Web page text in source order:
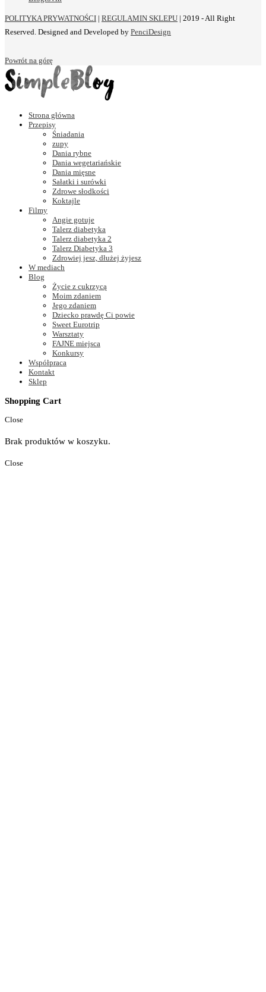
POLITYKA PRYWATNOŚCI | REGULAMIN SKLEPU | 2019 - All Right
Reserved. Designed and Developed by PenciDesign
Powrót na górę
Strona główna
Przepisy
Śniadania
zupy
Dania rybne
Dania wegetariańskie
Dania mięsne
Sałatki i surówki
Zdrowe słodkości
Koktajle
Filmy
Angie gotuje
Talerz diabetyka
Talerz diabetyka 2
Talerz Diabetyka 3
Zdrowiej jesz, dłużej żyjesz
W mediach
Blog
Życie z cukrzycą
Moim zdaniem
Jego zdaniem
Dziecko prawdę Ci powie
Sweet Eurotrip
Warsztaty
FAJNE miejsca
Konkursy
Współpraca
Kontakt
Sklep
Shopping Cart
Close
Brak produktów w koszyku.
Close